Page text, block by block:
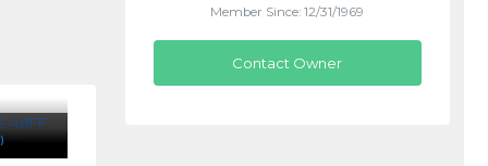
Member Since: 12/31/1969
Contact Owner